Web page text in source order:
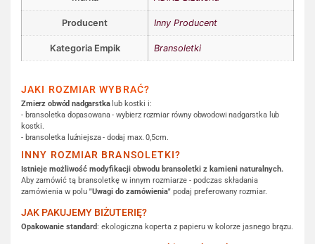
Producent Inny Producent
Kategoria Empik Bransoletki
JAKI ROZMIAR WYBRAĆ?
Zmierz obwód nadgarstkalub kostki i:
- bransoletka dopasowana - wybierz rozmiar równy obwodowi nadgarstka lub
kostki.
- bransoletka luźniejsza - dodaj max. 0,5cm.
INNY ROZMIAR BRANSOLETKI?
Istnieje możliwość modyfikacji obwodu bransoletki z kamieni naturalnych.
Aby zamówić tą bransoletkę w innym rozmiarze - podczas składania
zamówienia w polu "Uwagi do zamówienia" podaj preferowany rozmiar.
JAK PAKUJEMY BIŻUTERIĘ?
Opakowanie standard: ekologiczna koperta z papieru w kolorze jasnego brązu.